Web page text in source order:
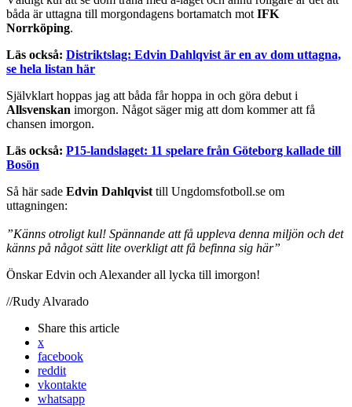
båda är uttagna till morgondagens bortamatch motIFK
Norrköping.
Läs också: Distriktslag: Edvin Dahlqvist är en av dom uttagna,
se hela listan här
Självklart hoppas jag att båda får hoppa in och göra debut i
Allsvenskan imorgon. Något säger mig att dom kommer att få
chansen imorgon.
Läs också: P15-landslaget: 11 spelare från Göteborg kallade till
Bosön
Så här sade Edvin Dahlqvisttill Ungdomsfotboll.se om
uttagningen:
”Känns otroligt kul! Spännande att få uppleva denna miljön och det
känns på något sätt lite overkligt att få befinna sig här”
Önskar Edvin och Alexander all lycka till imorgon!
//Rudy Alvarado
Share this article
x
facebook
reddit
vkontakte
whatsapp